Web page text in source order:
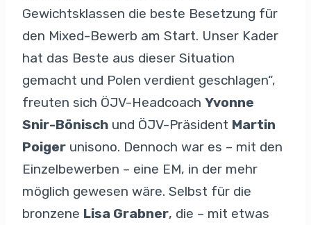
Gewichtsklassen die beste Besetzung für
den Mixed-Bewerb am Start. Unser Kader
hat das Beste aus dieser Situation
gemacht und Polen verdient geschlagen“,
freuten sich ÖJV-Headcoach Yvonne
Snir-Bönisch und ÖJV-Präsident Martin
Poiger unisono. Dennoch war es – mit den
Einzelbewerben – eine EM, in der mehr
möglich gewesen wäre. Selbst für die
bronzene Lisa Grabner, die – mit etwas